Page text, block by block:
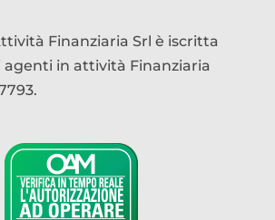
Finanziaria Srl è iscritta
agenti in attività Finanziaria